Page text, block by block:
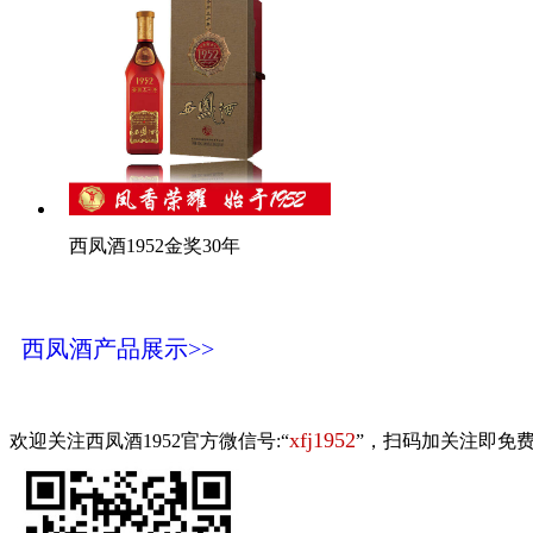
西凤酒1952金奖30年
西凤酒产品展示>>
欢迎关注西凤酒1952官方微信号:“xfj1952”，扫码加关注即免